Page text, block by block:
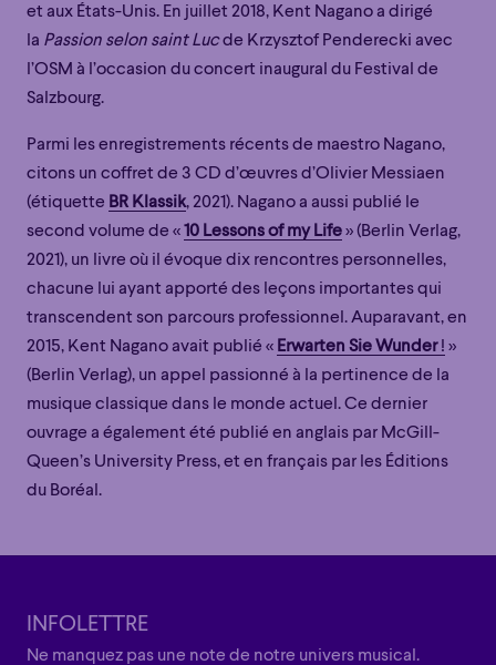
Familial
Familial
Apéro
Apéro
Éclaté
Éclaté
POP
POP
Immersif
Immersif
Étonnant
Étonnant
Poétique
Poétique
Grandiose
Grandiose
et aux États-Unis. En juillet 2018, Kent Nagano a dirigé
la Passion selon saint Lucde Krzysztof Penderecki avec
l’OSM à l’occasion du concert inaugural du Festival de
Salzbourg.
Parmi les enregistrements récents de maestro Nagano,
citons un coffret de 3 CD d’œuvres d’Olivier Messiaen
(étiquette BR Klassik, 2021). Nagano a aussi publié le
second volume de «10 Lessons of my Life» (Berlin Verlag,
2021), un livre où il évoque dix rencontres personnelles,
chacune lui ayant apporté des leçons importantes qui
transcendent son parcours professionnel. Auparavant, en
2015, Kent Nagano avait publié « Erwarten Sie Wunder! »
(Berlin Verlag), un appel passionné à la pertinence de la
musique classique dans le monde actuel. Ce dernier
ouvrage a également été publié en anglais par McGill-
Queen’s University Press, et en français par les Éditions
du Boréal.
INFOLETTRE
Ne manquez pas une note de notre univers musical.